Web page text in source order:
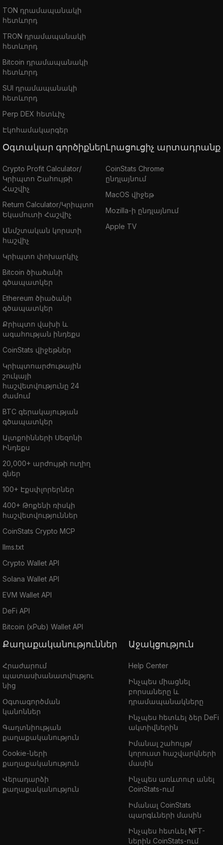
TON դրամապանակի
հետևորդ
TRON դրամապանակի
հետևորդ
Bitcoin դրամապանակի
հետևորդ
SUI դրամապանակի
հետևորդ
Perp DEX հետևիչ
Էկոհամակարգեր
Օգտակար գործիքներ
Crypto Profit Calculator/
Կրիպտո Շահույթի
Հաշվիչ
Return Calculator/Կրիպտո
Եկամուտի Հաշվիչ
Անմշտական կորստի
հաշվիչ
Կրիպտո փոխարկիչ
Bitcoin ծիածանի
գծապատկեր
Ethereum ծիածանի
գծապատկեր
Քրիպտո վախի և
ագահության ինդեքս
CoinStats վիջեթներ
Կրիպտոարժութային
շուկայի
հաշվետվությունը 24
ժամում
BTC գերակայության
գծապատկեր
Ալտքոինների Սեզոնի
Ինդեքս
20,000+ արժույթի ուղիղ
գներ
100+ Էքսփլորերներ
400+ Թոքենի ռիսկի
հաշվետվություններ
CoinStats Crypto MCP
llms.txt
Crypto Wallet API
Solana Wallet API
EVM Wallet API
DeFi API
Bitcoin (xPub) Wallet API
Լրացուցիչ արտադրանք
CoinStats Chrome
ընդլայնում
MacOS վիջեթ
Mozilla-ի ընդլայնում
Apple TV
Քաղաքականություններ
Հրաժարում
պատասխանատվությու
նից
Օգտագործման
կանոններ
Գաղտնիության
քաղաքականություն
Cookie-ների
քաղաքականություն
Վերադարձի
քաղաքականություն
Աջակցություն
Help Center
Ինչպես միացնել
բորսաները և
դրամապանակները
Ինչպես հետևել ձեր DeFi
ակտիվներին
Իմանալ շահույթ/
կորուստ հաշվարկների
մասին
Ինչպես առևտուր անել
CoinStats-ում
Իմանալ CoinStats
պարգևների մասին
Ինչպես հետևել NFT-
ներին CoinStats-ում